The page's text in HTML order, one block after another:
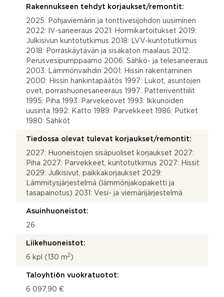
Rakennukseen tehdyt korjaukset/remontit:
2025: Pohjaviemärin ja tonttivesijohdon uusiminen
2022: IV-saneeraus 2021: Hormikartoitukset 2019:
Julkisivun kuntotutkimus 2018: LVV-kuntotutkimus
2018: Porraskäytävän ja sisäkaton maalaus 2012:
Perusvesipumppaamo 2006: Sähkö- ja telesaneeraus
2003: Lämmönvaihdin 2001: Hissin rakentaminen
2000: Hissin hankintapäätös 1997: Lukot, asuntojen
ovet, porrashuonesaneeraus 1997: Patteriventtiilit
1995: Piha 1993: Parvekeovet 1993: Ikkunoiden
uusinta 1992: Katto 1989: Parvekkeet 1986: Putket
1980: Sähköt
Tiedossa olevat tulevat korjaukset/remontit:
2027: Huoneistojen sisäpuoliset korjaukset 2027:
Piha 2027: Parvekkeet, kuntotutkimus 2027: Hissit
2029: Julkisivut, paikkakorjaukset 2029:
Lämmitysjärjestelmä (lämmönjakopaketti ja
tasapainotus) 2031: Vesi- ja viemärijärjestelmä
Asuinhuoneistot:
26
Liikehuoneistot:
6 kpl (130 m2 )
Taloyhtiön vuokratuotot:
6 097,90 €